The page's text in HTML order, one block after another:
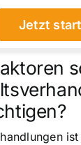
Jetzt